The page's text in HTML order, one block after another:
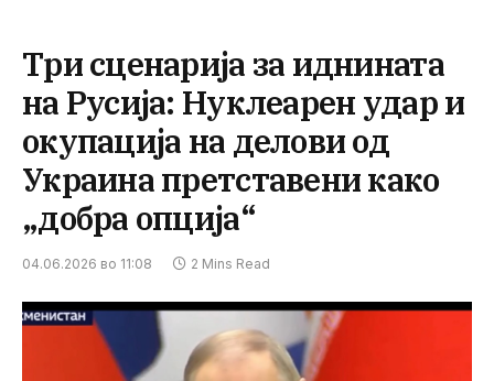
Три сценарија за иднината
на Русија: Нуклеарен удар и
окупација на делови од
Украина претставени како
„добра опција“
04.06.2026 во 11:08 2 Mins Read